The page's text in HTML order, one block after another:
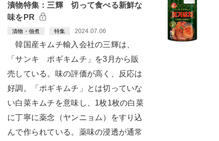
漬物特集：三輝 切って食べる新鮮な
味をPR
漬物・佃煮 特集 2024.07.06
韓国産キムチ輸入会社の三輝は、
「サンキ ポギキムチ」を3月から販
売している。味の評価が高く、反応は
好調。「ポギキムチ」とは切っていな
い白菜キムチを意味し、1枚1枚の白菜
に丁寧に薬念（ヤンニョム）をすり込
んで作られている。薬味の浸透が通常